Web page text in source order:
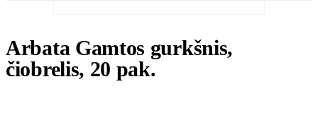
Arbata Gamtos gurkšnis,
čiobrelis, 20 pak.